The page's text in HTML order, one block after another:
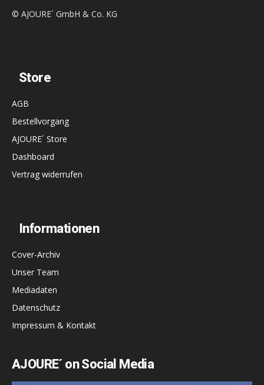
© AJOURE´ GmbH & Co. KG
Store
AGB
Bestellvorgang
AJOURE´ Store
Dashboard
Vertrag widerrufen
Informationen
Cover-Archiv
Unser Team
Mediadaten
Datenschutz
Impressum & Kontakt
AJOURE´ on Social Media